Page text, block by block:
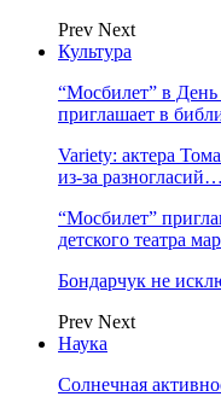
Prev Next
Культура
“Мосбилет” в День
приглашает в
Variety: актера
из-за разногласий…
“Мосбилет”
детского театра
Бондарчук не
Prev Next
Наука
Солнечная